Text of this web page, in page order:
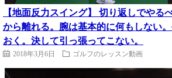
【地面反力スイング】 切り返しでやる
から離れる。腕は基本的に何もしない
おく。決して引っ張ってこない。
2018年3月6日 ゴルフのレッスン動画